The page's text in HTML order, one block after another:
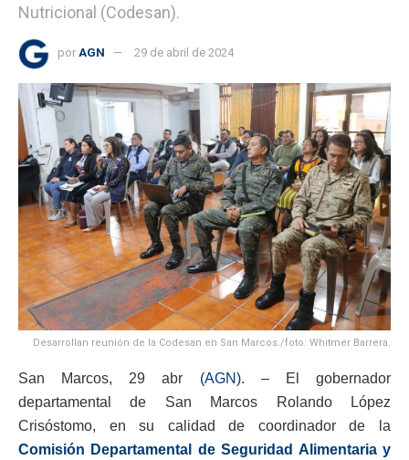
Nutricional (Codesan).
por AGN 29 de abril de 2024
Desarrollan reunión de la Codesan en San Marcos./foto: Whitmer Barrera.
San Marcos, 29 abr (AGN). – El gobernador
departamental de San Marcos Rolando López
Crisóstomo, en su calidad de coordinador de la
Comisión Departamental de Seguridad Alimentaria y